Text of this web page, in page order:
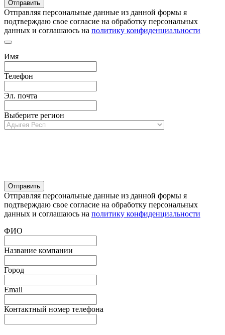
Отправляя персональные данные из данной формы я
подтверждаю свое согласие на обработку персональных
данных и соглашаюсь на политику конфиденциальности
Имя
Телефон
Эл. почта
Выберите регион
Отправляя персональные данные из данной формы я
подтверждаю свое согласие на обработку персональных
данных и соглашаюсь на политику конфиденциальности
ФИО
Название компании
Город
Email
Контактный номер телефона